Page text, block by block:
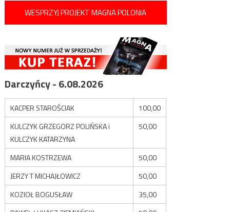
WESPRZYJ PROJEKT MAGNA POLONIA
Darczyńcy - 6.08.2026
KACPER STAROŚCIAK
100,00
KULCZYK GRZEGORZ POLIŃSKA i
KULCZYK KATARZYNA
50,00
MARIA KOSTRZEWA
50,00
JERZY T MICHAJŁOWICZ
50,00
KOZIOŁ BOGUSŁAW
35,00